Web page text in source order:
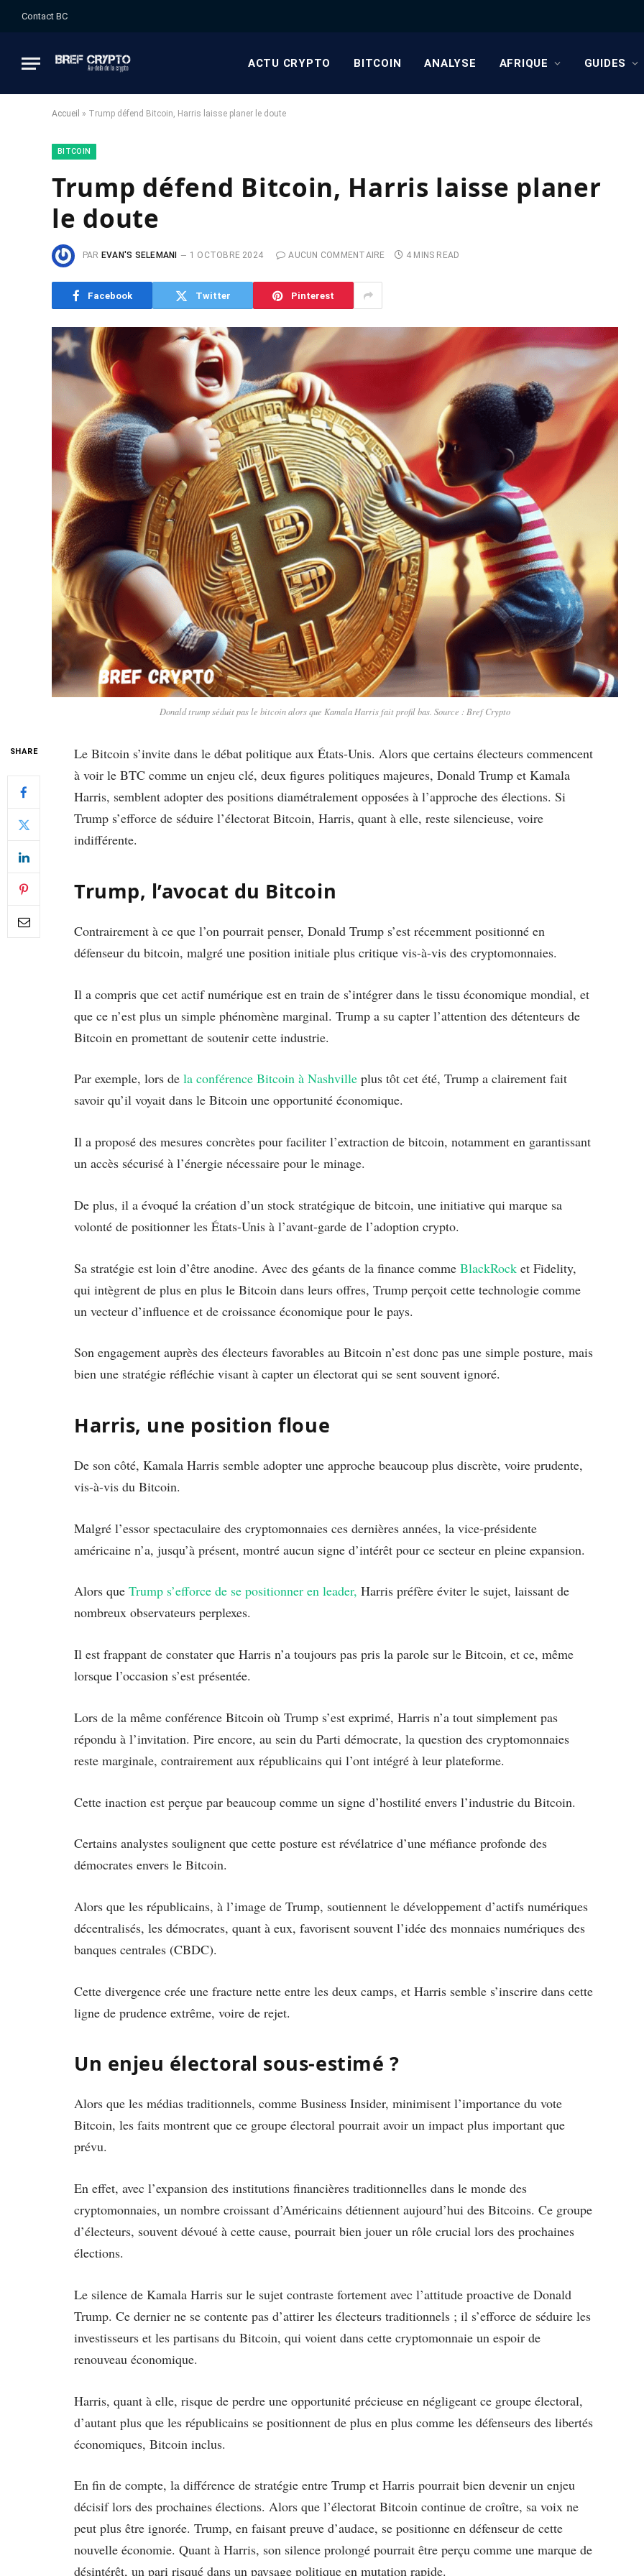
Contact BC
ACTU CRYPTO BITCOIN ANALYSE AFRIQUE GUIDES
Accueil » Trump défend Bitcoin, Harris laisse planer le doute
BITCOIN
Trump défend Bitcoin, Harris laisse planer
le doute
PAR EVAN'S SELEMANI 1 OCTOBRE 2024 AUCUN COMMENTAIRE 4 MINS READ
Facebook Twitter Pinterest
Donald trump séduit pas le bitcoin alors que Kamala Harris fait profil bas. Source : Bref Crypto
SHARE
Le Bitcoin s’invite dans le débat politique aux États-Unis. Alors que certains électeurs commencent
à voir le BTC comme un enjeu clé, deux figures politiques majeures, Donald Trump et Kamala
Harris, semblent adopter des positions diamétralement opposées à l’approche des élections. Si
Trump s’efforce de séduire l’électorat Bitcoin, Harris, quant à elle, reste silencieuse, voire
indifférente.
Trump, l’avocat du Bitcoin
Contrairement à ce que l’on pourrait penser, Donald Trump s’est récemment positionné en
défenseur du bitcoin, malgré une position initiale plus critique vis-à-vis des cryptomonnaies.
Il a compris que cet actif numérique est en train de s’intégrer dans le tissu économique mondial, et
que ce n’est plus un simple phénomène marginal. Trump a su capter l’attention des détenteurs de
Bitcoin en promettant de soutenir cette industrie.
Par exemple, lors de la conférence Bitcoin à Nashville plus tôt cet été, Trump a clairement fait
savoir qu’il voyait dans le Bitcoin une opportunité économique.
Il a proposé des mesures concrètes pour faciliter l’extraction de bitcoin, notamment en garantissant
un accès sécurisé à l’énergie nécessaire pour le minage.
De plus, il a évoqué la création d’un stock stratégique de bitcoin, une initiative qui marque sa
volonté de positionner les États-Unis à l’avant-garde de l’adoption crypto.
Sa stratégie est loin d’être anodine. Avec des géants de la finance comme BlackRock et Fidelity,
qui intègrent de plus en plus le Bitcoin dans leurs offres, Trump perçoit cette technologie comme
un vecteur d’influence et de croissance économique pour le pays.
Son engagement auprès des électeurs favorables au Bitcoin n’est donc pas une simple posture, mais
bien une stratégie réfléchie visant à capter un électorat qui se sent souvent ignoré.
Harris, une position floue
De son côté, Kamala Harris semble adopter une approche beaucoup plus discrète, voire prudente,
vis-à-vis du Bitcoin.
Malgré l’essor spectaculaire des cryptomonnaies ces dernières années, la vice-présidente
américaine n’a, jusqu’à présent, montré aucun signe d’intérêt pour ce secteur en pleine expansion.
Alors que Trump s’efforce de se positionner en leader, Harris préfère éviter le sujet, laissant de
nombreux observateurs perplexes.
Il est frappant de constater que Harris n’a toujours pas pris la parole sur le Bitcoin, et ce, même
lorsque l’occasion s’est présentée.
Lors de la même conférence Bitcoin où Trump s’est exprimé, Harris n’a tout simplement pas
répondu à l’invitation. Pire encore, au sein du Parti démocrate, la question des cryptomonnaies
reste marginale, contrairement aux républicains qui l’ont intégré à leur plateforme.
Cette inaction est perçue par beaucoup comme un signe d’hostilité envers l’industrie du Bitcoin.
Certains analystes soulignent que cette posture est révélatrice d’une méfiance profonde des
démocrates envers le Bitcoin.
Alors que les républicains, à l’image de Trump, soutiennent le développement d’actifs numériques
décentralisés, les démocrates, quant à eux, favorisent souvent l’idée des monnaies numériques des
banques centrales (CBDC).
Cette divergence crée une fracture nette entre les deux camps, et Harris semble s’inscrire dans cette
ligne de prudence extrême, voire de rejet.
Un enjeu électoral sous-estimé ?
Alors que les médias traditionnels, comme Business Insider, minimisent l’importance du vote
Bitcoin, les faits montrent que ce groupe électoral pourrait avoir un impact plus important que
prévu.
En effet, avec l’expansion des institutions financières traditionnelles dans le monde des
cryptomonnaies, un nombre croissant d’Américains détiennent aujourd’hui des Bitcoins. Ce groupe
d’électeurs, souvent dévoué à cette cause, pourrait bien jouer un rôle crucial lors des prochaines
élections.
Le silence de Kamala Harris sur le sujet contraste fortement avec l’attitude proactive de Donald
Trump. Ce dernier ne se contente pas d’attirer les électeurs traditionnels ; il s’efforce de séduire les
investisseurs et les partisans du Bitcoin, qui voient dans cette cryptomonnaie un espoir de
renouveau économique.
Harris, quant à elle, risque de perdre une opportunité précieuse en négligeant ce groupe électoral,
d’autant plus que les républicains se positionnent de plus en plus comme les défenseurs des libertés
économiques, Bitcoin inclus.
En fin de compte, la différence de stratégie entre Trump et Harris pourrait bien devenir un enjeu
décisif lors des prochaines élections. Alors que l’électorat Bitcoin continue de croître, sa voix ne
peut plus être ignorée. Trump, en faisant preuve d’audace, se positionne en défenseur de cette
nouvelle économie. Quant à Harris, son silence prolongé pourrait être perçu comme une marque de
désintérêt, un pari risqué dans un paysage politique en mutation rapide.